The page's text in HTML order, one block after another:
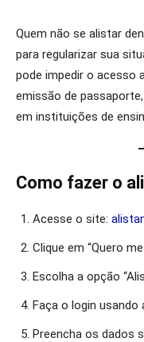
Quem não se alistar
para regularizar sua
pode impedir o acesso
emissão de
em instituições de
Como fazer o
Acesse o site:
Clique em “Quero
Escolha a opção
Faça o login usando
Preencha os dados